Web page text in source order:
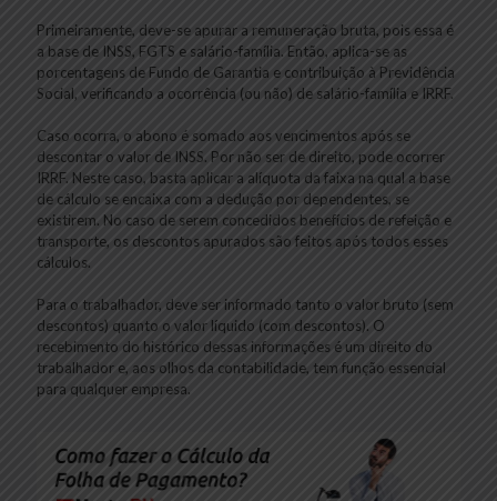
Primeiramente, deve-se apurar a remuneração bruta, pois essa é
a base de INSS, FGTS e salário-família. Então, aplica-se as
porcentagens de Fundo de Garantia e contribuição à Previdência
Social, verificando a ocorrência (ou não) de salário-família e IRRF.
Caso ocorra, o abono é somado aos vencimentos após se
descontar o valor de INSS. Por não ser de direito, pode ocorrer
IRRF. Neste caso, basta aplicar a alíquota da faixa na qual a base
de cálculo se encaixa com a dedução por dependentes, se
existirem. No caso de serem concedidos benefícios de refeição e
transporte, os descontos apurados são feitos após todos esses
cálculos.
Para o trabalhador, deve ser informado tanto o valor bruto (sem
descontos) quanto o valor líquido (com descontos). O
recebimento do histórico dessas informações é um direito do
trabalhador e, aos olhos da contabilidade, tem função essencial
para qualquer empresa.